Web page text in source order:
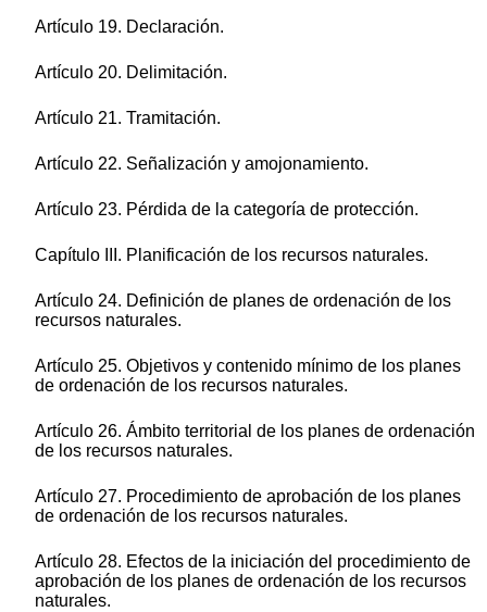
Artículo 19. Declaración.
Artículo 20. Delimitación.
Artículo 21. Tramitación.
Artículo 22. Señalización y amojonamiento.
Artículo 23. Pérdida de la categoría de protección.
Capítulo III. Planificación de los recursos naturales.
Artículo 24. Definición de planes de ordenación de los
recursos naturales.
Artículo 25. Objetivos y contenido mínimo de los planes
de ordenación de los recursos naturales.
Artículo 26. Ámbito territorial de los planes de ordenación
de los recursos naturales.
Artículo 27. Procedimiento de aprobación de los planes
de ordenación de los recursos naturales.
Artículo 28. Efectos de la iniciación del procedimiento de
aprobación de los planes de ordenación de los recursos
naturales.